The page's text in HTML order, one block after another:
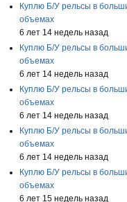
Куплю Б/У рельсы в
объемах
6 лет 14 недель назад
Куплю Б/У рельсы в
объемах
6 лет 14 недель назад
Куплю Б/У рельсы в
объемах
6 лет 14 недель назад
Куплю Б/У рельсы в
объемах
6 лет 14 недель назад
Куплю Б/У рельсы в
объемах
6 лет 15 недель назад